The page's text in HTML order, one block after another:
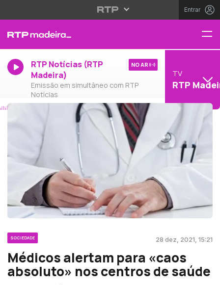
Entrar
RTP Notícias (RTP
Madeira)
Emissão em simultâneo com RTP
Notícias
NO AR
TV
RTP
SOCIEDADE 28 dez, 2021, 15:21
Médicos alertam para «caos
absoluto» nos centros de saúde